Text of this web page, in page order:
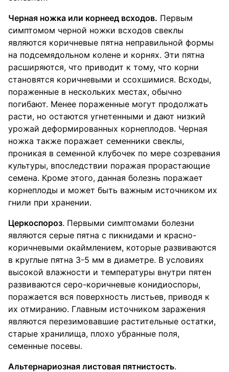
Черная ножка или корнеед всходов. Первым
симптомом черной ножки всходов свеклы
являются коричневые пятна неправильной формы
на подсемядольном колене и корнях. Эти пятна
расширяются, что приводит к тому, что корни
становятся коричневыми и ссохшимися. Всходы,
пораженные в нескольких местах, обычно
погибают. Менее пораженные могут продолжать
расти, но остаются угнетенными и дают низкий
урожай деформированных корнеплодов. Черная
ножка также поражает семенники свеклы,
проникая в семенной клубочек по мере созревания
культуры, впоследствии поражая прорастающие
семена. Кроме этого, данная болезнь поражает
корнеплоды и может быть важным источником их
гнили при хранении.
Церкоспороз. Первыми симптомами болезни
являются серые пятна с пикнидами и красно-
коричневыми окаймлением, которые развиваются
в круглые пятна 3-5 мм в диаметре. В условиях
высокой влажности и температуры внутри пятен
развиваются серо-коричневые конидиоспоры,
поражается вся поверхность листьев, приводя к
их отмиранию. Главным источником заражения
являются перезимовавшие растительные остатки,
старые хранилища, плохо убранные поля,
семенные посевы.
Альтернариозная листовая пятнистость.